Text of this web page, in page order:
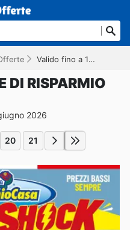
Valido fino a 13/06/2026
DI RISPARMIO
2026
20 21